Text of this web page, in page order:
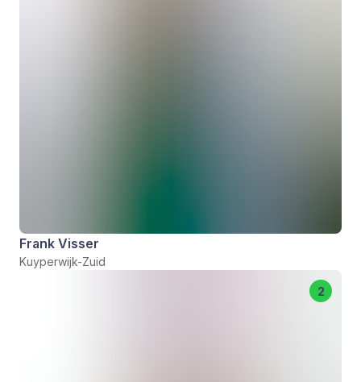
Frank Visser
Kuyperwijk-Zuid
2